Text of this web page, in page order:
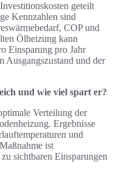
geteilt
Kennzahlen sind
COP und
Ölheizung kann
Einsparung pro Jahr
Ausgangszustand und der
und wie viel spart er?
Verteilung der
Ergebnisse
und
ist
sichtbaren Einsparungen